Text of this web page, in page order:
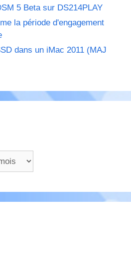
5 Beta sur DS214PLAY
la période d'engagement
dans un iMac 2011 (MAJ